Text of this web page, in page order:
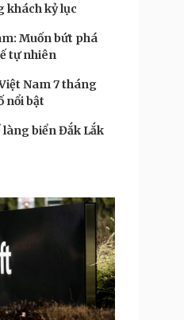
khách kỷ lục
Muốn bứt phá
tự nhiên
Nam 7 tháng
nổi bật
làng biển Đắk Lắk